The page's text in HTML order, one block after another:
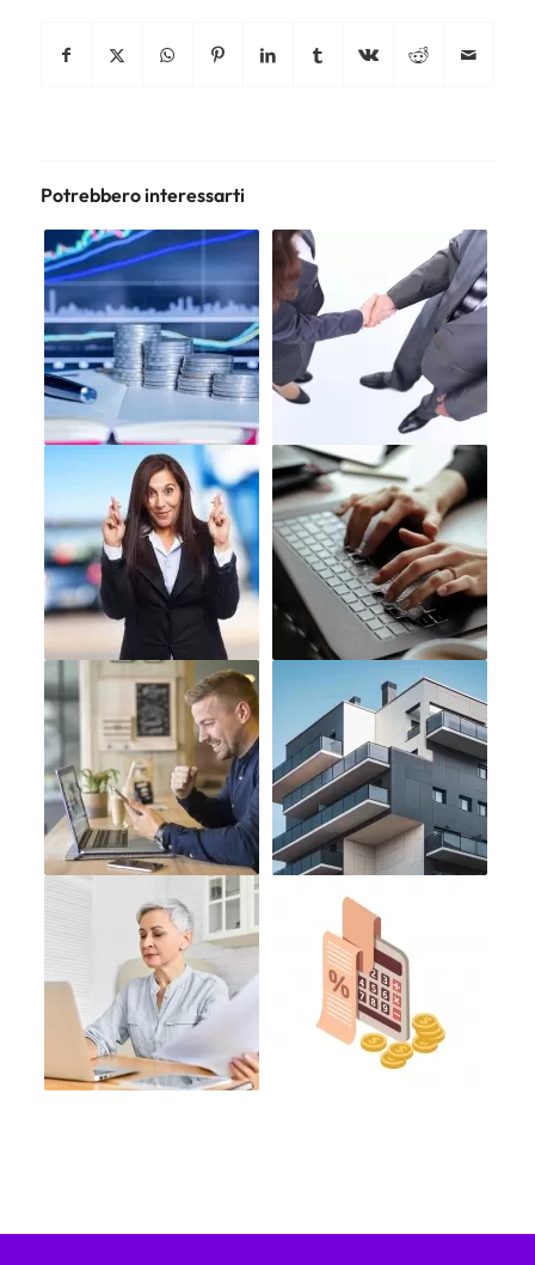
Potrebbero interessarti